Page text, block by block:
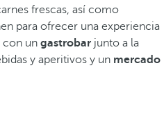
frescas, así como
para ofrecer una experiencia
con un gastrobar junto a la
y aperitivos y un mercado